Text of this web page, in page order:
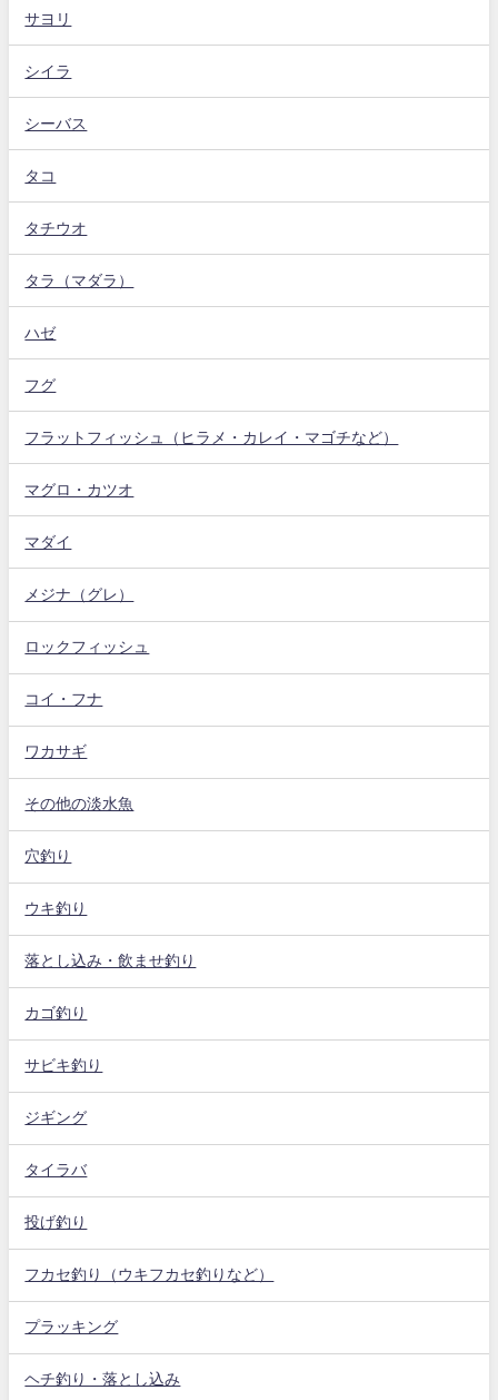
サヨリ
シイラ
シーバス
タコ
タチウオ
タラ（マダラ）
ハゼ
フグ
フラットフィッシュ（ヒラメ・カレイ・マゴチなど）
マグロ・カツオ
マダイ
メジナ（グレ）
ロックフィッシュ
コイ・フナ
ワカサギ
その他の淡水魚
穴釣り
ウキ釣り
落とし込み・飲ませ釣り
カゴ釣り
サビキ釣り
ジギング
タイラバ
投げ釣り
フカセ釣り（ウキフカセ釣りなど）
プラッキング
ヘチ釣り・落とし込み